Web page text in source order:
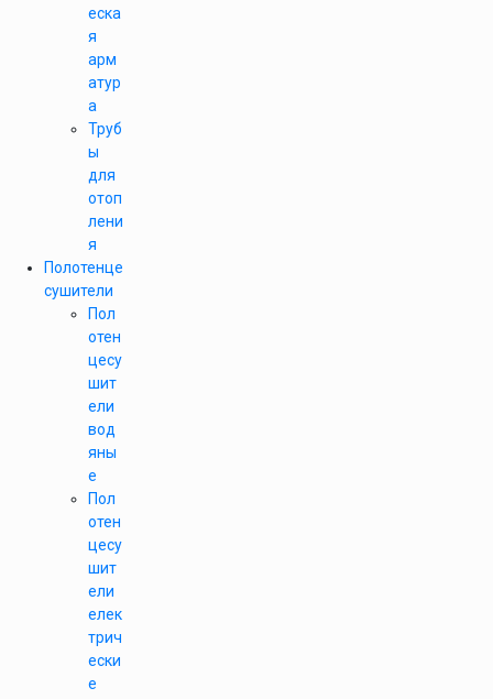
еска
я
арм
атур
а
Труб
ы
для
отоп
лени
я
Полотенце
сушители
Пол
отен
цесу
шит
ели
вод
яны
е
Пол
отен
цесу
шит
ели
елек
трич
ески
е